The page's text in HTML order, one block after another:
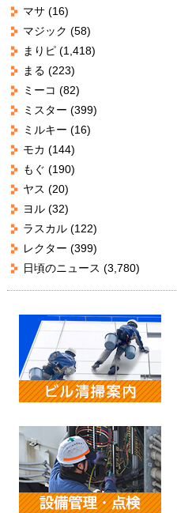
マサ(16)
マジック (58)
まりピ(1,418)
まる (223)
ミーコ (82)
ミスター (399)
ミルキー (16)
モカ (144)
もぐ (190)
ヤス (20)
ヨル(32)
ラスカル(122)
レクター (399)
日頃のニュース (3,780)